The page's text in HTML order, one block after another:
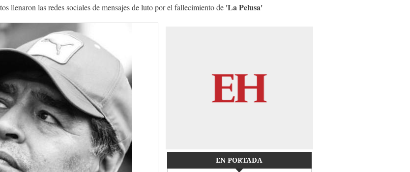
llenaron las redes sociales de mensajes de luto por el fallecimiento de 'La Pelusa'
EN PORTADA